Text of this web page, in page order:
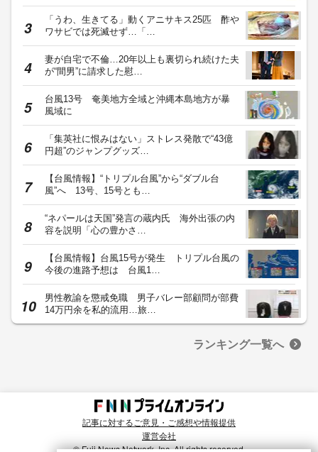
「うわ、生きてる」動くアニサキス25匹 酢や
ワサビでは死滅せず…「…
妻が自宅で不倫…20年以上も裏切られ続けた夫
が“間男”に請求した慰…
台風13号 奄美地方全域と沖縄本島地方が暴
風域に
「集英社に恨みはない」ストレス発散で“43億
円超”のジャンプグッズ…
【台風情報】“トリプル台風”から“ダブル台
風”へ 13号、15号とも…
“ネパールは天国”発言の蔵内氏 海外出張の内
容を説明「心の豊かさ…
【台風情報】台風15号が発生 トリプル台風の
今後の進路予想は 台風1…
男性教諭を懲戒免職 男子バレー部顧問が部費
14万円余を私的流用…旅…
ランキング一覧へ
記事に対するご意見・ご感想や情報提供
運営会社
© Fuji News Network, Inc. All rights reserved.